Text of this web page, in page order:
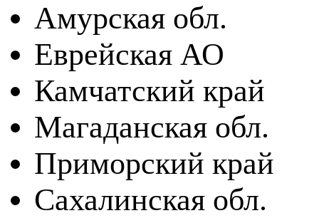
Амурская обл.
Еврейская АО
Камчатский край
Магаданская обл.
Приморский край
Сахалинская обл.